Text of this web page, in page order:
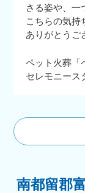
さる姿や、一
こちらの気持
ありがとうご
ペット火葬「
セレモニース
南都留郡